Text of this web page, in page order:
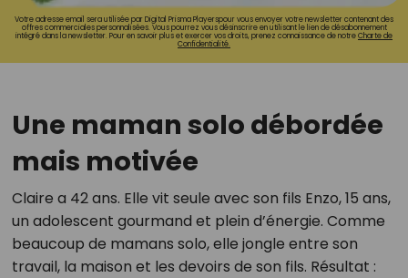
Votre adresse email sera utilisée par Digital Prisma Playerspour vous envoyer votre newsletter contenant des
offres commerciales personnalisées. Vous pourrez vous désinscrire en utilisant le lien de désabonnement
intégré dans la newsletter. Pour en savoir plus et exercer vos droits, prenez connaissance de notreCharte de
Confidentialité.
Une maman solo débordée
mais motivée
Claire a 42 ans. Elle vit seule avec son fils Enzo, 15 ans,
un adolescent gourmand et plein d’énergie. Comme
beaucoup de mamans solo, elle jongle entre son
travail, la maison et les devoirs de son fils. Résultat :